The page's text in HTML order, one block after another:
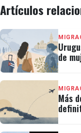
Artículos
de
Más